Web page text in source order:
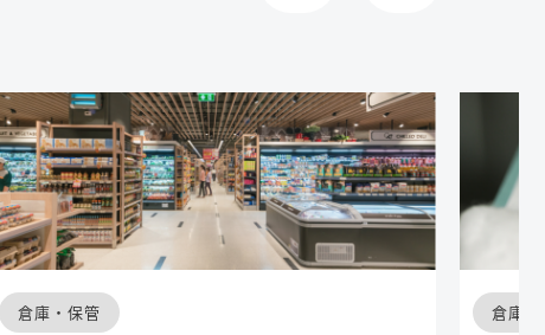
倉庫・保管 倉庫